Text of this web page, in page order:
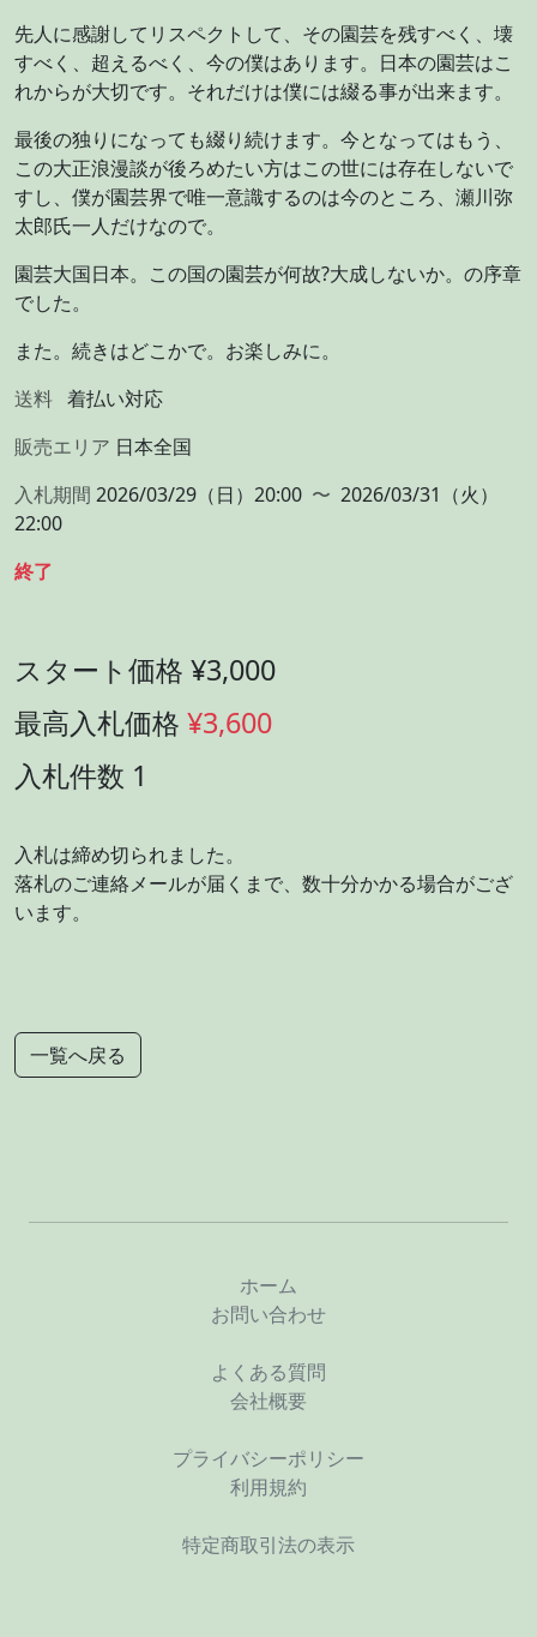
先人に感謝してリスペクトして、その園芸を残すべく、壊
すべく、超えるべく、今の僕はあります。日本の園芸はこ
れからが大切です。それだけは僕には綴る事が出来ます。
最後の独りになっても綴り続けます。今となってはもう、
この大正浪漫談が後ろめたい方はこの世には存在しないで
すし、僕が園芸界で唯一意識するのは今のところ、瀬川弥
太郎氏一人だけなので。
園芸大国日本。この国の園芸が何故?大成しないか。の序章
でした。
また。続きはどこかで。お楽しみに。
送料 着払い対応
販売エリア 日本全国
入札期間 2026/03/29（日）20:00 〜 2026/03/31（火）
22:00
終了
スタート価格 ¥3,000
最高入札価格 ¥3,600
入札件数 1
入札は締め切られました。
落札のご連絡メールが届くまで、数十分かかる場合がござ
います。
一覧へ戻る
ホーム
お問い合わせ
よくある質問
会社概要
プライバシーポリシー
利用規約
特定商取引法の表示